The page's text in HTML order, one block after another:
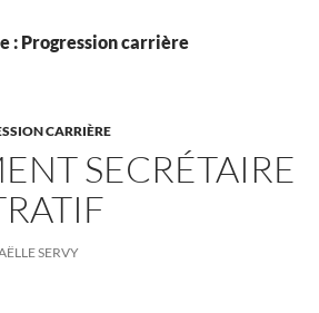
: Progression carrière
CARRIÈRE
SECRÉTAIRE
SERVY